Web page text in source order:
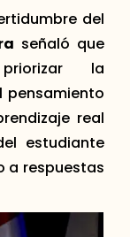
del
señaló que
la
pensamiento
real
estudiante
a respuestas